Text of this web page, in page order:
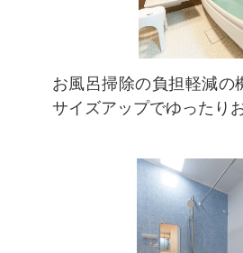
お風呂掃除の負担軽減の
サイズアップでゆったり